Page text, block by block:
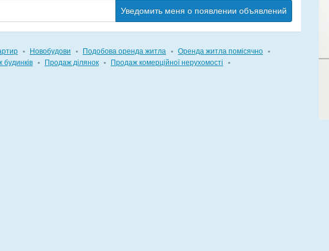
Уведомить меня о появлении объявлений
▪ Новобудови ▪ Подобова оренда житла ▪ Оренда житла помісячно ▪
будинків ▪ Продаж ділянок ▪ Продаж комерційної нерухомості
▪